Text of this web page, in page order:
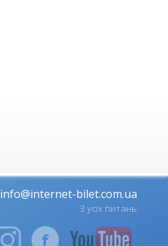
info@internet-bilet.com.ua
З усіх питань